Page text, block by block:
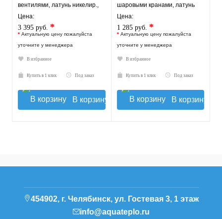
вентилями, латунь никелир.,
синий регулятор
Цена:
3 395 руб. *
* Актуальную цену пожалуйста
уточните у менеджера
В избранное
Купить в 1 клик Под заказ
В корзину
шаровыми кранами, латунь
никелир., красный
Цена:
1 285 руб. *
* Актуальную цену пожалуйста
уточните у менеджера
В избранное
Купить в 1 клик Под заказ
В корзину
454902, г. Челябинск, ул. Гостевая 3, 1 этаж
info@aquateplo.ru